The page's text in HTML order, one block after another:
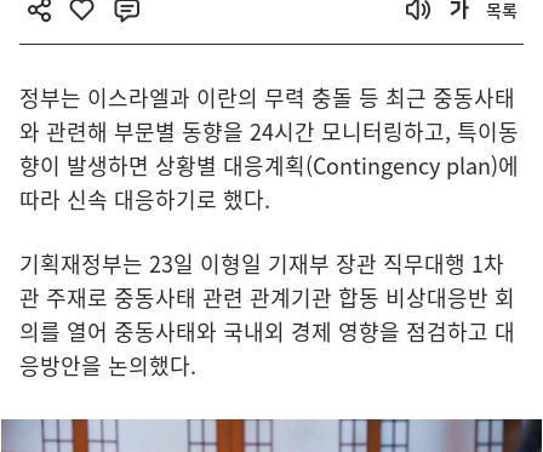
목록
정부는 이스라엘과 이란의 무력 충돌 등 최근 중동사태
와 관련해 부문별 동향을 24시간 모니터링하고, 특이동
향이 발생하면 상황별 대응계획(Contingency plan)에
따라 신속 대응하기로 했다.
기획재정부는 23일 이형일 기재부 장관 직무대행 1차
관 주재로 중동사태 관련 관계기관 합동 비상대응반 회
의를 열어 중동사태와 국내외 경제 영향을 점검하고 대
응방안을 논의했다.